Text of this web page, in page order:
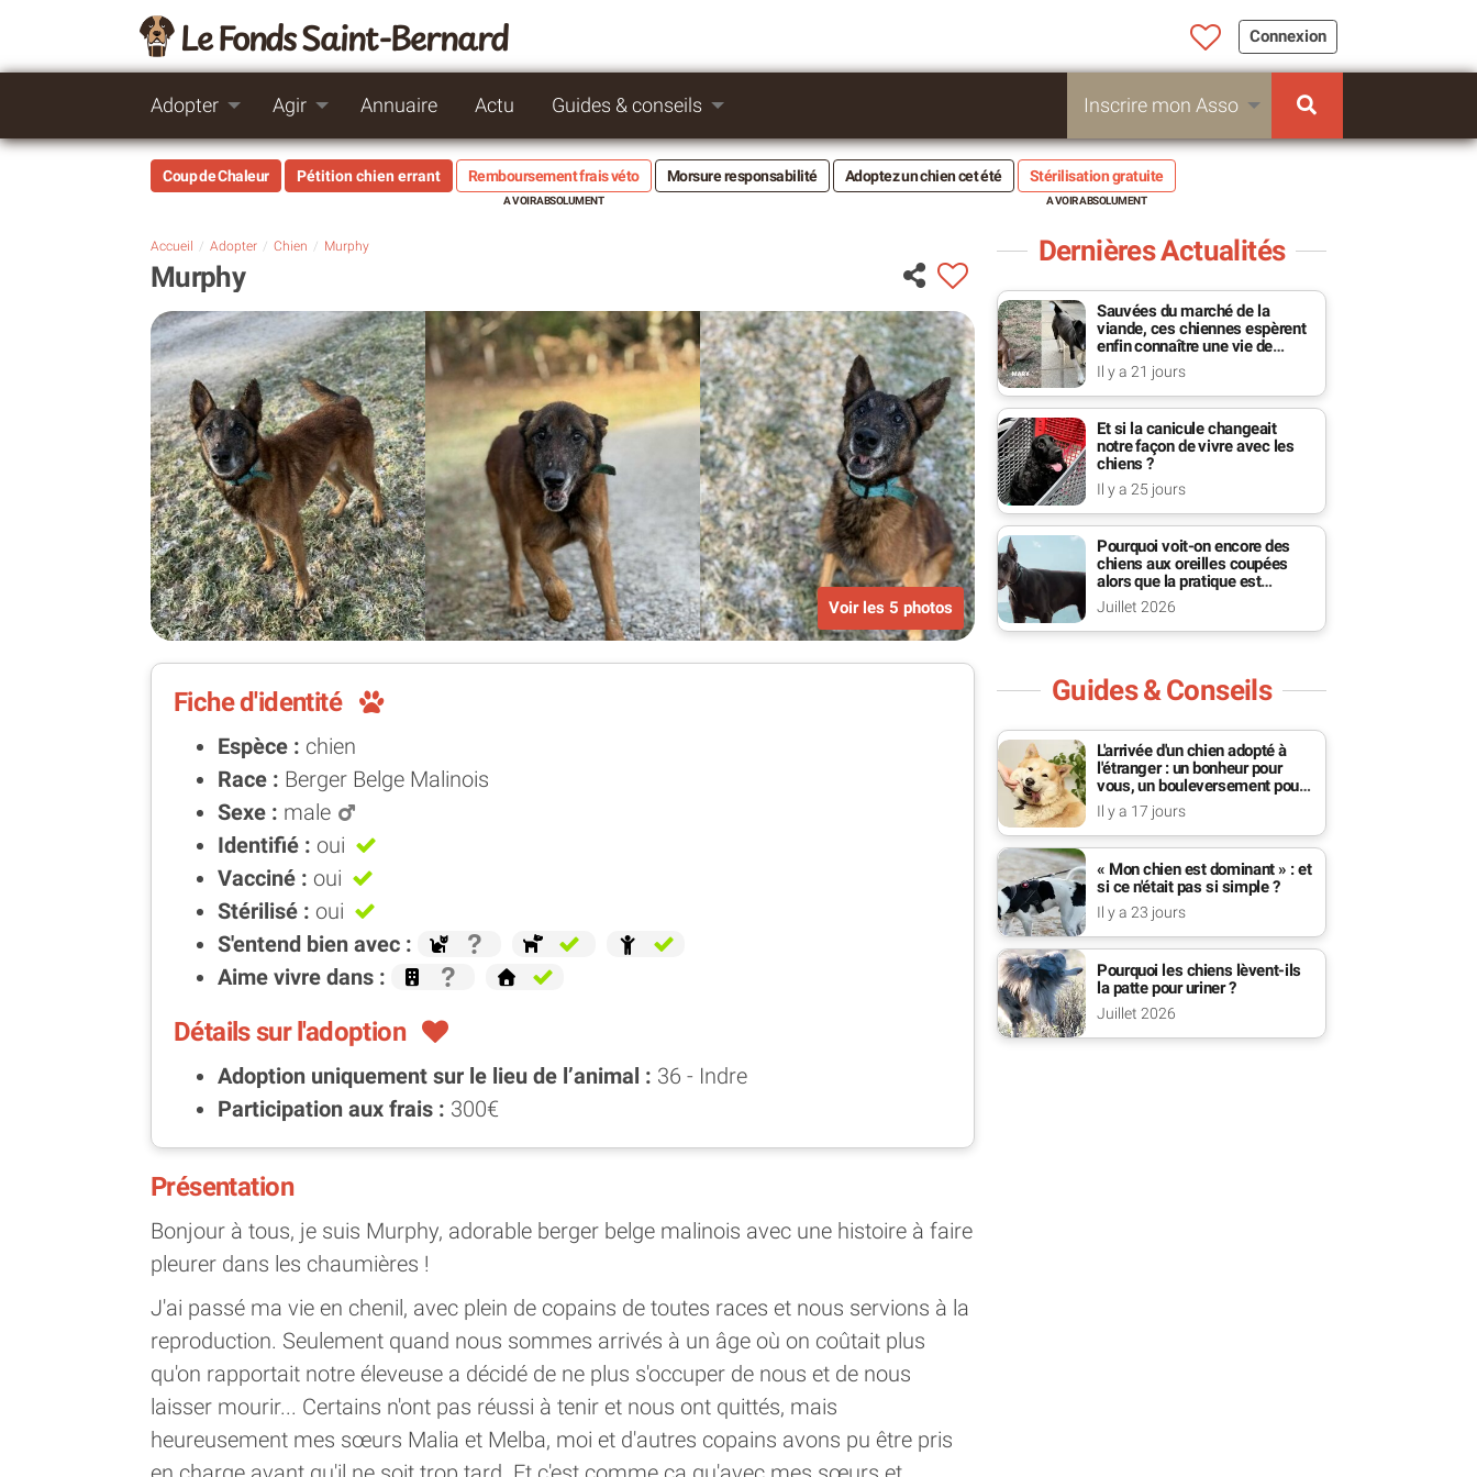
Le Fonds Saint-Bernard Connexion
Adopter Agir Annuaire Actu Guides & conseils Inscrire mon Asso
Coup de Chaleur Pétition chien errant Remboursement frais véto Morsure responsabilité Adoptez un chien cet été Stérilisation gratuite
Accueil Adopter Chien Murphy
Murphy
Voir les 5 photos
Fiche d'identité
Espèce : chien
Race : Berger Belge Malinois
Sexe : male
Identifié : oui
Vacciné : oui
Stérilisé : oui
S'entend bien avec :
Aime vivre dans :
Détails sur l'adoption
Adoption uniquement sur le lieu de l’animal : 36 - Indre
Participation aux frais : 300€
Présentation
Bonjour à tous, je suis Murphy, adorable berger belge malinois avec une histoire à faire
pleurer dans les chaumières !
J'ai passé ma vie en chenil, avec plein de copains de toutes races et nous servions à la
reproduction. Seulement quand nous sommes arrivés à un âge où on coûtait plus
qu'on rapportait notre éleveuse a décidé de ne plus s'occuper de nous et de nous
laisser mourir... Certains n'ont pas réussi à tenir et nous ont quittés, mais
heureusement mes sœurs Malia et Melba, moi et d'autres copains avons pu être pris
Dernières Actualités
Sauvées du marché de la
viande, ces chiennes espèrent
enfin connaître une vie de
famille
Il y a 21 jours
Et si la canicule changeait
notre façon de vivre avec les
chiens ?
Il y a 25 jours
Pourquoi voit-on encore des
chiens aux oreilles coupées
alors que la pratique est
interdite ?
Juillet 2026
Guides & Conseils
L'arrivée d'un chien adopté à
l'étranger : un bonheur pour
vous, un bouleversement pour
lui
Il y a 17 jours
« Mon chien est dominant » : et
si ce n'était pas si simple ?
Il y a 23 jours
Pourquoi les chiens lèvent-ils
la patte pour uriner ?
Juillet 2026